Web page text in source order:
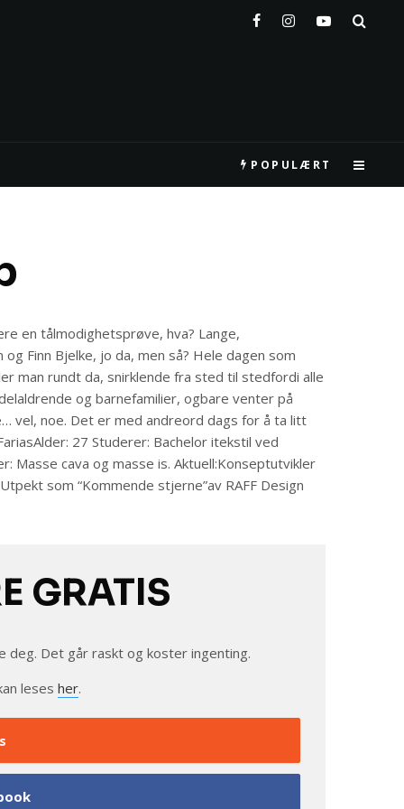
POPULÆRT
en tålmodighetsprøve, hva? Lange,
Finn Bjelke, jo da, men så? Hele dagen som
man rundt da, snirklende fra sted til stedfordi alle
og barnefamilier, ogbare venter på
vel, noe. Det er med andreord dags for å ta litt
27 Studerer: Bachelor itekstil ved
Masse cava og masse is. Aktuell:Konseptutvikler
som “Kommende stjerne”av RAFF Design
GRATIS
deg. Det går raskt og koster ingenting.
leses her.